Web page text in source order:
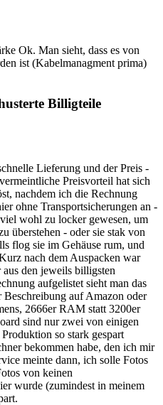
Ok. Man sieht, dass es von
ist (Kabelmanagment prima)
Billigteile
Lieferung und der Preis -
Preisvorteil hat sich
nachdem ich die Rechnung
ohne Transportsicherungen an -
wohl zu locker gewesen, um
überstehen - oder sie stak von
flog sie im Gehäuse rum, und
nach dem Auspacken war
den jeweils billigsten
aufgelistet sieht man das
Beschreibung auf Amazon oder
2666er RAM statt 3200er
sind nur zwei von einigen
so stark gespart
bekommen habe, den ich mir
meinte dann, ich solle Fotos
von keinen
wurde (zumindest in meinem